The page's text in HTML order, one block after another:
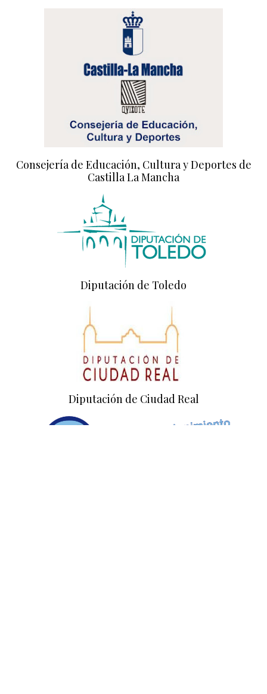
Consejería de Educación, Cultura y Deportes de
Castilla La Mancha
Diputación de Toledo
Diputación de Ciudad Real